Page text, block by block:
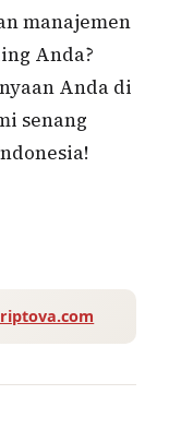
manajemen
Anda?
Anda di
senang